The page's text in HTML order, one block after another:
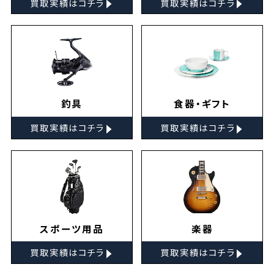
釣具
買取実績はコチラ ▸
食器・ギフト
買取実績はコチラ ▸
スポーツ用品
買取実績はコチラ ▸
楽器
買取実績はコチラ ▸